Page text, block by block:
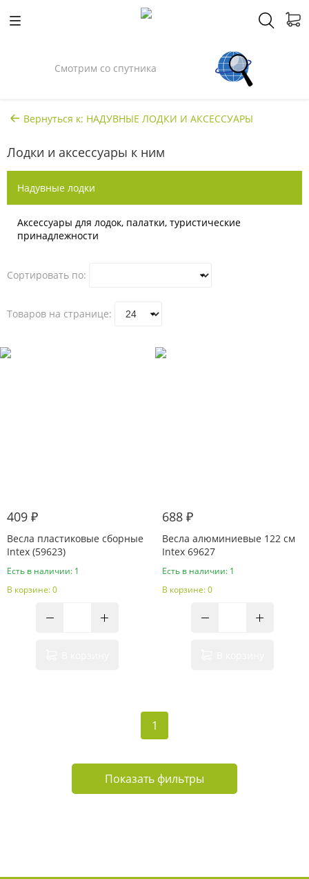
Смотрим со спутника
Вернуться к: НАДУВНЫЕ ЛОДКИ И АКСЕССУАРЫ
Лодки и аксессуары к ним
Надувные лодки
Аксессуары для лодок, палатки, туристические
принадлежности
Сортировать по:
Товаров на странице:
409 ₽
Весла пластиковые сборные
Intex (59623)
Есть в наличии: 1
В корзине: 0
688 ₽
Весла алюминиевые 122 см
Intex 69627
Есть в наличии: 1
В корзине: 0
1
Показать фильтры